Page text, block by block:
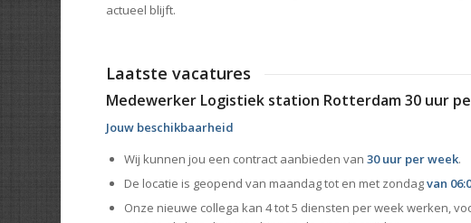
actueel blijft.
Laatste vacatures
Medewerker Logistiek station Rotterdam 30 uur
Jouw beschikbaarheid
Wij kunnen jou een contract aanbieden van 30 uur per week.
De locatie is geopend van maandag tot en met zondagvan
Onze nieuwe collega kan 4 tot 5 diensten per week werken,